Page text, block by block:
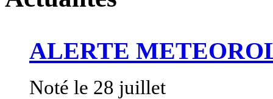
ALERTE
Noté le 28 juillet